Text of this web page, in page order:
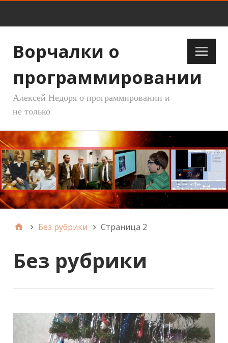
Ворчалки о
программировании
Алексей Недоря о программировании и
не только
Без рубрики Страница 2
Без рубрики